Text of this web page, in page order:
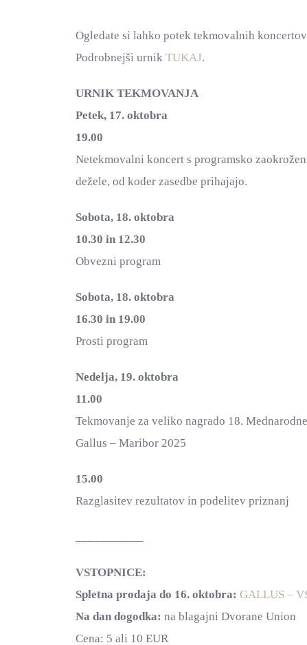
Ogledate si lahko potek tekmovalnih
Podrobnejši urnikTUKAJ.
URNIK TEKMOVANJA
Petek, 17. oktobra
19.00
Netekmovalni koncert s programsko
dežele, od koder zasedbe prihajajo.
Sobota, 18. oktobra
10.30 in 12.30
Obvezni program
Sobota, 18. oktobra
16.30 in 19.00
Prosti program
Nedelja, 19. oktobra
11.00
Tekmovanje za veliko nagrado 18.
Gallus – Maribor 2025
15.00
Razglasitev rezultatov in podelitev priznanj
VSTOPNICE:
Spletna prodaja do 16. oktobra:GALLUS –
Na dan dogodka: na blagajni Dvorane Union
Cena: 5 ali 10 EUR